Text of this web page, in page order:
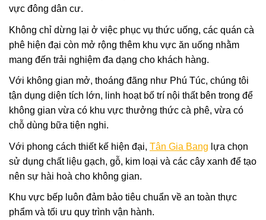
vực đông dân cư.
Không chỉ dừng lại ở việc phục vụ thức uống, các quán cà
phê hiện đại còn mở rộng thêm khu vực ăn uống nhằm
mang đến trải nghiệm đa dạng cho khách hàng.
Với không gian mở, thoáng đãng như Phú Túc, chúng tôi
tận dụng diện tích lớn, linh hoạt bố trí nội thất bên trong để
không gian vừa có khu vực thưởng thức cà phê, vừa có
chỗ dùng bữa tiện nghi.
Với phong cách thiết kế hiện đại, Tân Gia Bang lựa chọn
sử dụng chất liệu gạch, gỗ, kim loại và các cây xanh để tạo
nên sự hài hoà cho không gian.
Khu vực bếp luôn đảm bảo tiêu chuẩn về an toàn thực
phẩm và tối ưu quy trình vận hành.